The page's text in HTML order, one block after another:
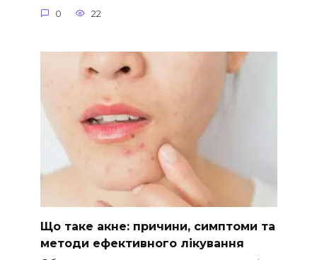
0 22
Що таке акне: причини, симптоми та
методи ефективного лікування